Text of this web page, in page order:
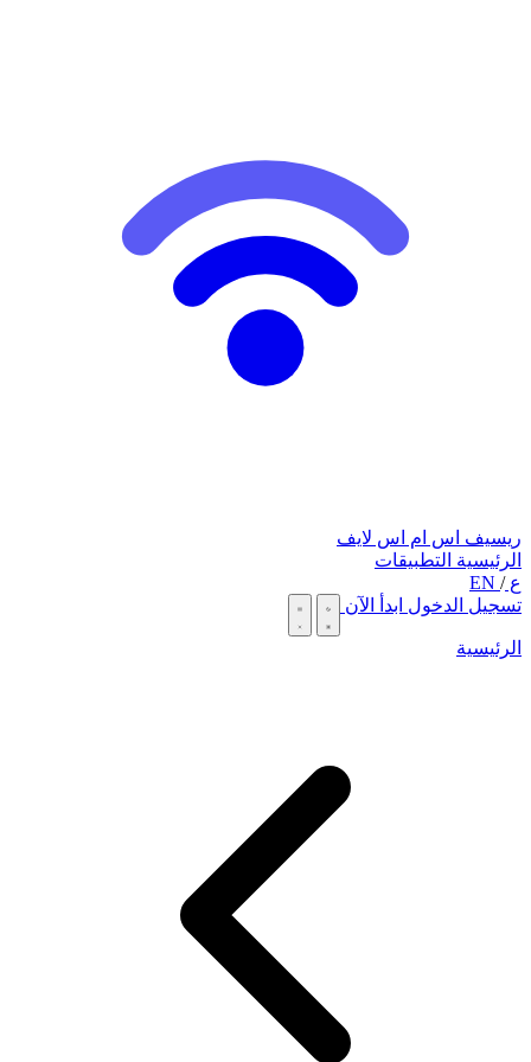
ريسيف اس ام اس لايف
الرئيسية التطبيقات
ع/
تسجيل الدخول ابدأ الآن
الرئيسية